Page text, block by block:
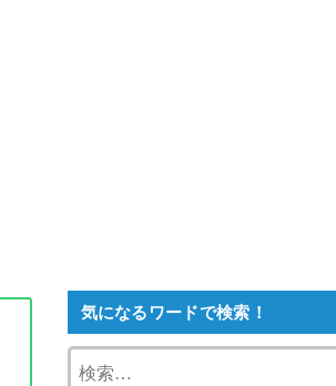
気になるワードで検索！